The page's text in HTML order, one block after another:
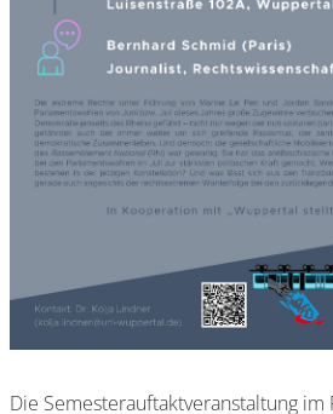
Die Semesterauftaktveranstaltung im